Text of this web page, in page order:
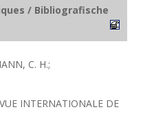
/ Bibliografische
C. H.;
INTERNATIONALE DE